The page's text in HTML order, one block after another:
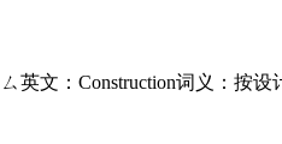
英文：Construction词义：按